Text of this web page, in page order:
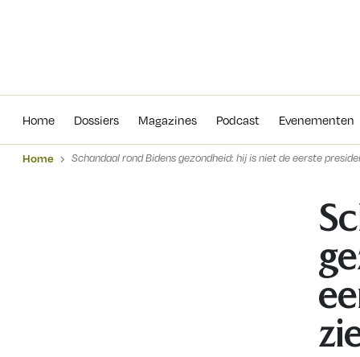
Home Dossiers Magazines Podcast Evenementen
Home Schandaal rond Bidens gezondheid: hij is niet de eerste